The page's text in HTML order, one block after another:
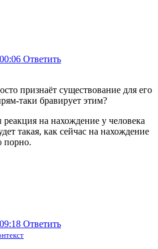
Ответить
признаёт существование для его
таки бравирует этим?
на нахождение у человека
такая, как сейчас на нахождение
порно.
Ответить